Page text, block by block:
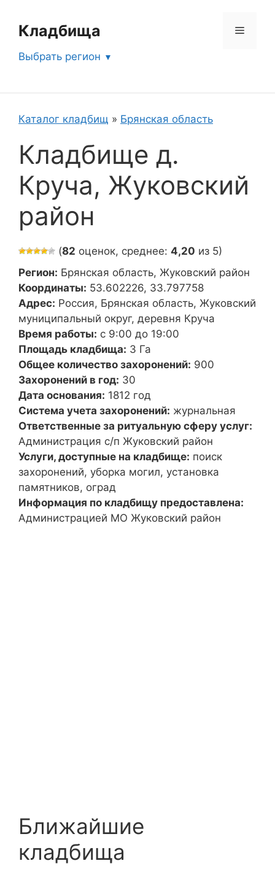
содержимому
Кладбища Меню
Выбрать регион
Каталог кладбищ » Брянская область
Кладбище д.
Круча, Жуковский
район
(82 оценок, среднее: 4,20 из 5)
Регион: Брянская область, Жуковский район
Координаты: 53.602226, 33.797758
Адрес: Россия, Брянская область, Жуковский
муниципальный округ, деревня Круча
Время работы: с 9:00 до 19:00
Площадь кладбища: 3 Га
Общее количество захоронений: 900
Захоронений в год: 30
Дата основания: 1812 год
Система учета захоронений: журнальная
Ответственные за ритуальную сферу услуг:
Администрация с/п Жуковский район
Услуги, доступные на кладбище: поиск
захоронений, уборка могил, установка
памятников, оград
Информация по кладбищу предоставлена:
Администрацией МО Жуковский район
Ближайшие
кладбища